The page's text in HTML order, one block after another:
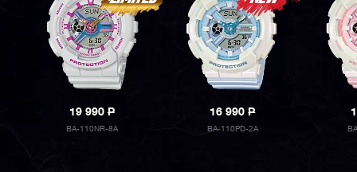
19 990P
BA-110NR-8A
16 990P
BA-110PD-2A